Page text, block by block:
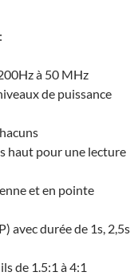
à 50 MHz
de puissance
haut pour une lecture
et en pointe
avec durée de 1s, 2,5s
de 1.5:1 à 4:1